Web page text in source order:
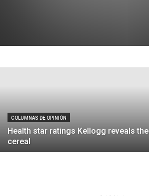
COLUMNAS DE OPINIÓN
Health star ratings Kellogg reveals the
cereal